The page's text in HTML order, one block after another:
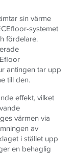
sin värme
systemet
fördelare.
antingen tar upp
till den.
effekt, vilket
värmen via
av
i stället upp
en behaglig